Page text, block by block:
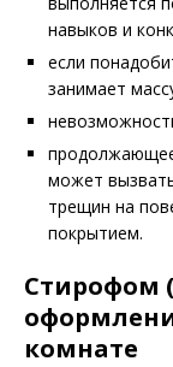
навыков и
если
занимает
может
трещин на
покрытием.
Стирофом
комнате